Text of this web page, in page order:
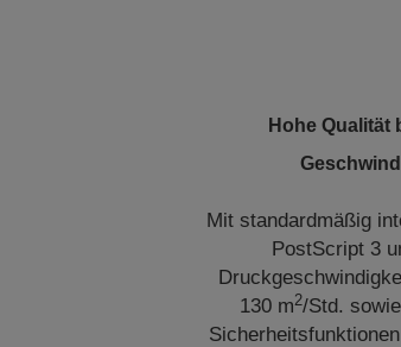
Hohe Qualität
Mit standardmäßig
PostScript 3
130 m2/Std.